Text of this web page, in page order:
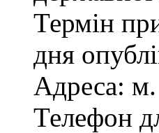
Термін
дня
Адреса: м.
Телефон